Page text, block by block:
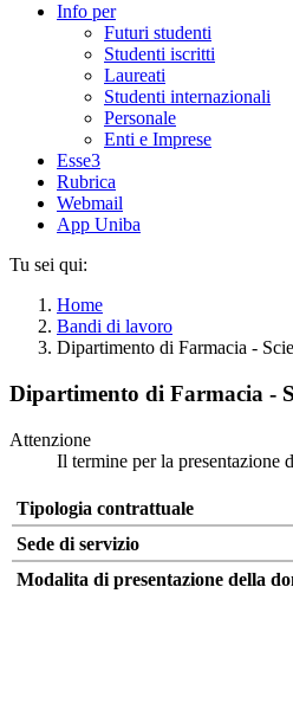
Info per
Futuri studenti
Studenti iscritti
Laureati
Studenti internazionali
Personale
Enti e Imprese
Esse3
Rubrica
Webmail
App Uniba
Tu sei qui:
Home
Bandi di lavoro
Dipartimento di Farmacia -
Dipartimento di Farmacia -
Attenzione
Il termine per la presentazione
Tipologia contrattuale
Sede di servizio
Modalita di presentazione della